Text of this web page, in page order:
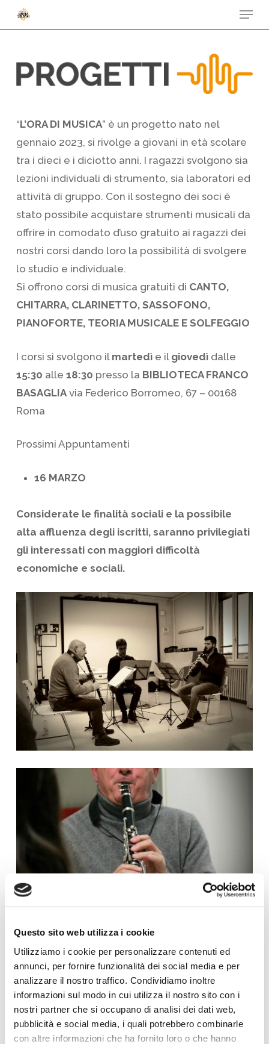
Questo sito web utilizza i cookie
Utilizziamo i cookie per personalizzare contenuti ed
annunci, per fornire funzionalità dei social media e per
analizzare il nostro traffico. Condividiamo inoltre
informazioni sul modo in cui utilizza il nostro sito con i
nostri partner che si occupano di analisi dei dati web,
pubblicità e social media, i quali potrebbero combinarle
con altre informazioni che ha fornito loro o che hanno
Skip
to
content
Menu
“L’ORA DI MUSICA” è un progetto nato nel
gennaio 2023, si rivolge a giovani in età scolare
tra i dieci e i diciotto anni. I ragazzi svolgono sia
lezioni individuali di strumento, sia laboratori ed
attività di gruppo. Con il sostegno dei soci è
stato possibile acquistare strumenti musicali da
offrire in comodato d’uso gratuito ai ragazzi dei
nostri corsi dando loro la possibilità di svolgere
lo studio e individuale.
Si offrono corsi di musica gratuiti di CANTO,
CHITARRA, CLARINETTO, SASSOFONO,
PIANOFORTE, TEORIA MUSICALE E SOLFEGGIO
I corsi si svolgono il martedìe il giovedìdalle
15:30 alle 18:30 presso la BIBLIOTECA FRANCO
BASAGLIAvia Federico Borromeo, 67 – 00168
Roma
Prossimi Appuntamenti
16 MARZO
Considerate le finalità sociali e la possibile
alta affluenza degli iscritti, saranno privilegiati
gli interessati con maggiori difficoltà
economiche e sociali.